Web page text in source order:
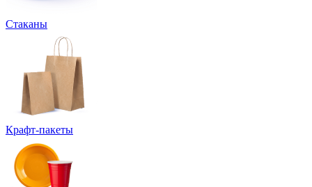
Стаканы
Крафт-пакеты